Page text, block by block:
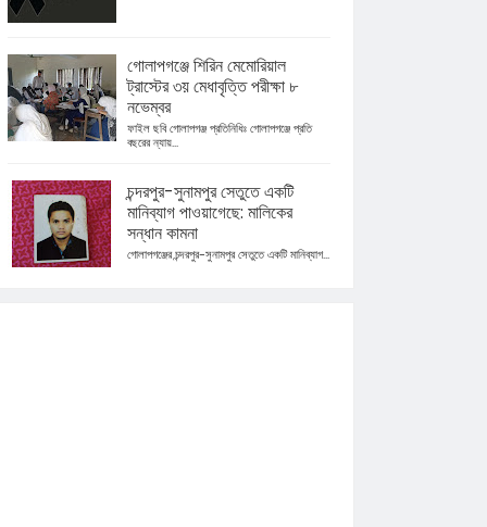
গোলাপগঞ্জে শিরিন মেমোরিয়াল
ট্রাস্টের ৩য় মেধাবৃত্তি পরীক্ষা ৮
নভেম্বর
ফাইল ছবি গোলাপগঞ্জ প্রতিনিধিঃ গোলাপগঞ্জে প্রতি
বছরের ন্যায়...
চন্দরপুর-সুনামপুর সেতুতে একটি
মানিব্যাগ পাওয়াগেছে: মালিকের
সন্ধান কামনা
গোলাপগঞ্জের চন্দরপুর-সুনামপুর সেতুতে একটি মানিব্যাগ...